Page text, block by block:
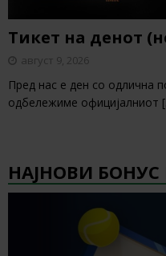
Тикет на денот
август 9, 2026
Пред нас е ден со одлична
одбележиме официјалниот
НАЈНОВИ БОНУС